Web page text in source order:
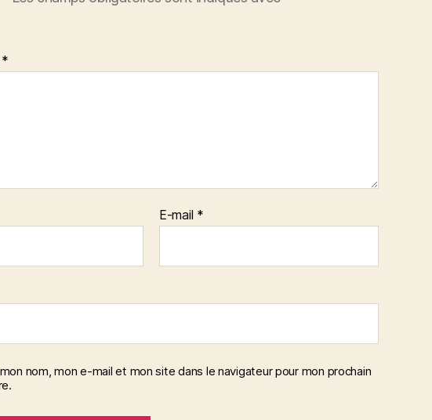
*
E-mail *
nom, mon e-mail et mon site dans le navigateur pour mon prochain